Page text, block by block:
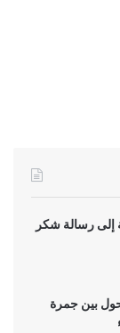
إلى رسالة شكر
بين جمرة